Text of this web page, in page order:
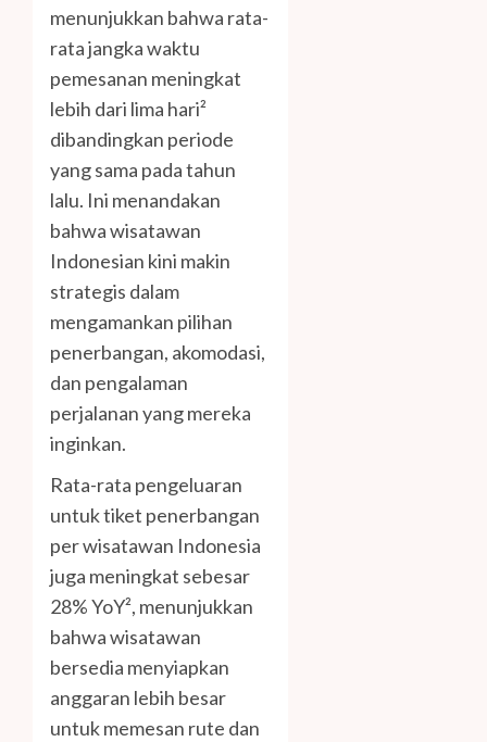
menunjukkan bahwa rata-
rata jangka waktu
pemesanan meningkat
lebih dari lima hari²
dibandingkan periode
yang sama pada tahun
lalu. Ini menandakan
bahwa wisatawan
Indonesian kini makin
strategis dalam
mengamankan pilihan
penerbangan, akomodasi,
dan pengalaman
perjalanan yang mereka
inginkan.
Rata-rata pengeluaran
untuk tiket penerbangan
per wisatawan Indonesia
juga meningkat sebesar
28% YoY², menunjukkan
bahwa wisatawan
bersedia menyiapkan
anggaran lebih besar
untuk memesan rute dan